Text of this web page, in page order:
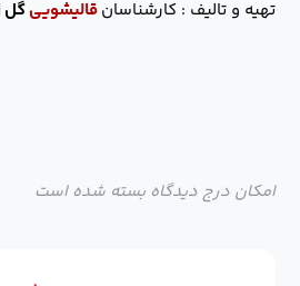
تهیه و تالیف : کارشناسانقالیشوییگل
امکان درج دیدگاه بسته شده است